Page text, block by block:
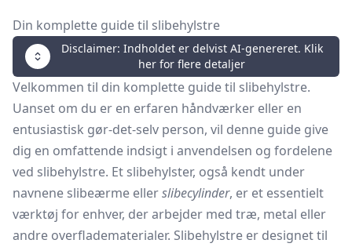
Din komplette guide til slibehylstre
Disclaimer: Indholdet er delvist AI-genereret. Klik
her for flere detaljer
Velkommen til din komplette guide til slibehylstre.
Uanset om du er en erfaren håndværker eller en
entusiastisk gør-det-selv person, vil denne guide give
dig en omfattende indsigt i anvendelsen og fordelene
ved slibehylstre. Et slibehylster, også kendt under
navnene slibeærme ellerslibecylinder, er et essentielt
værktøj for enhver, der arbejder med træ, metal eller
andre overfladematerialer. Slibehylstre er designet til